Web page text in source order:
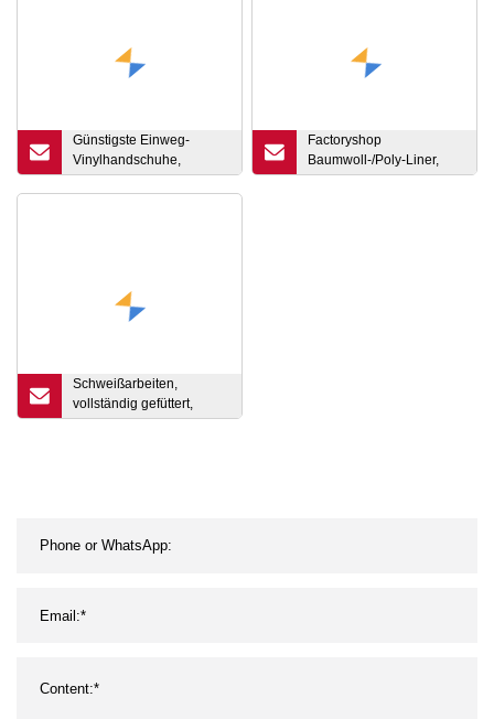
Günstigste Einweg-
Vinylhandschuhe,
durchsichtige
Untersuchungshandschuhe,
Handschuhe, China,
Guangzhou
Factoryshop
Baumwoll-/Poly-Liner,
Latex/Gummi, rutschfeste
Schweißarbeiten,
vollständig gefüttert,
Rindspaltleder, rot, langer